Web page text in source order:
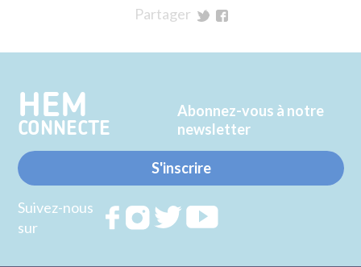
Partager
Twitter
Facebook
HEM
CONNECTE
Abonnez-vous à notre
newsletter
S'inscrire
Suivez-nous
sur
RejoignezRejoignezRejoignez